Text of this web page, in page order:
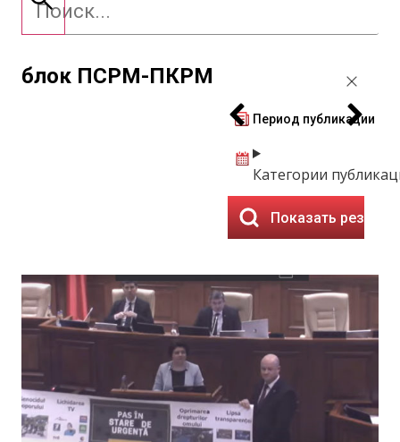
блок ПСРМ-ПКРМ
Период публикации
Категории
Показать